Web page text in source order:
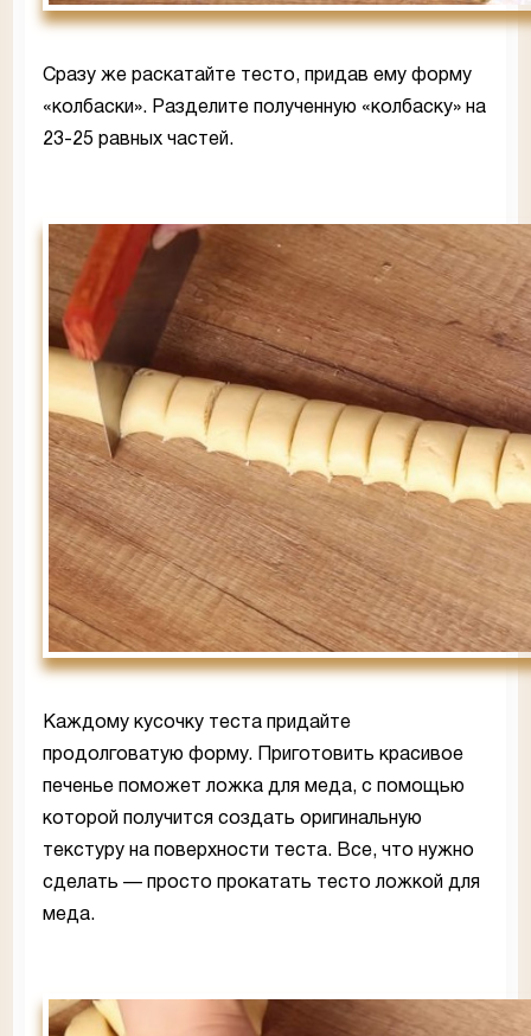
Сразу же раскатайте тесто, придав ему форму
«колбаски». Разделите полученную «колбаску» на
23-25 равных частей.
Каждому кусочку теста придайте
продолговатую форму. Приготовить красивое
печенье поможет ложка для меда, с помощью
которой получится создать оригинальную
текстуру на поверхности теста. Все, что нужно
сделать — просто прокатать тесто ложкой для
меда.